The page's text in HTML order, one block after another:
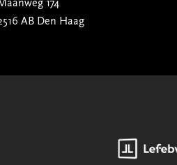
Maanweg 174
AB Den Haag